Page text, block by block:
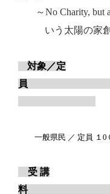
～No Charity, but
いう太陽の家
対象／定
一般県民 ／ 定員 １ 0
受 講